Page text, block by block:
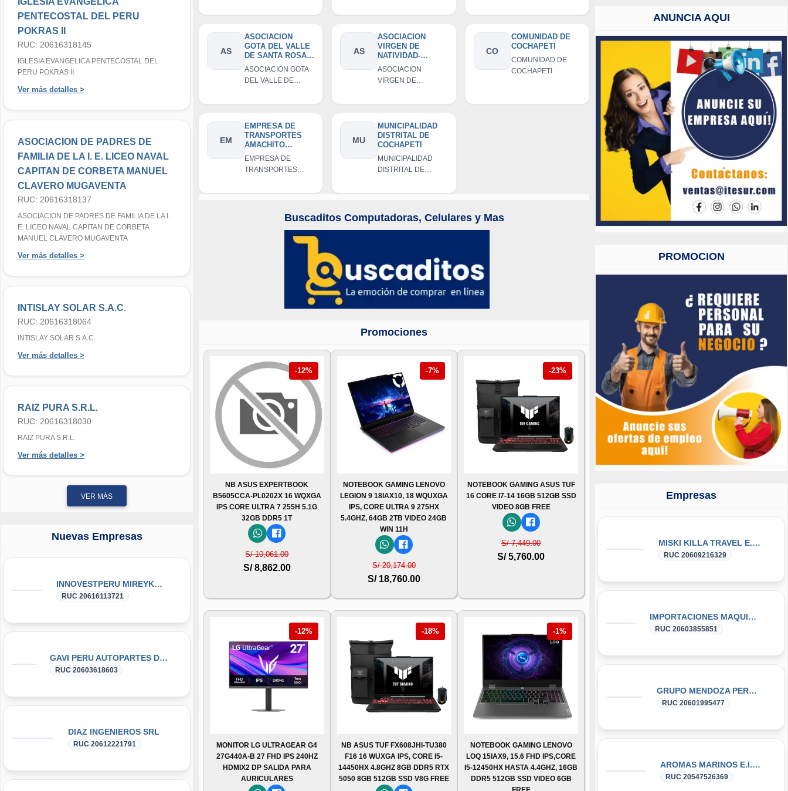
PENTECOSTAL DEL PERU
POKRAS II
RUC: 20616318145
IGLESIA EVANGELICA PENTECOSTAL DEL
PERU POKRAS II
Ver más detalles >
ASOCIACION DE PADRES DE
FAMILIA DE LA I. E. LICEO NAVAL
CAPITAN DE CORBETA MANUEL
CLAVERO MUGAVENTA
RUC: 20616318137
ASOCIACION DE PADRES DE FAMILIA DE LA I.
E. LICEO NAVAL CAPITAN DE CORBETA
MANUEL CLAVERO MUGAVENTA
Ver más detalles >
INTISLAY SOLAR S.A.C.
RUC: 20616318064
INTISLAY SOLAR S.A.C.
Ver más detalles >
RAIZ PURA S.R.L.
RUC: 20616318030
RAIZ PURA S.R.L.
Ver más detalles >
VER MÁS
Nuevas Empresas
INNOVESTPERU MIREYKA GROUP SAC
RUC 20616113721
GAVI PERU AUTOPARTES DONGFENG y DFSK GLORY
RUC 20603618603
DIAZ INGENIEROS SRL
RUC 20612221791
BUENOS AIRES DE
DEL CASERIO DE
HIJOS DEL SOL DEL
CRUZ
AS
ASOCIACION
GOTA DEL VALLE
DE SANTA ROSA
DE LAMPI
ASOCIACION GOTA
DEL VALLE DE
LAMPI
AS
ASOCIACION
VIRGEN DE
NATIVIDAD-
COCHAPETI
ASOCIACION
VIRGEN DE
COCHAPETI
CO
COMUNIDAD DE
COCHAPETI
COMUNIDAD DE
COCHAPETI
EM
EMPRESA DE
TRANSPORTES
AMACHITO
LAZARO E.I.R.L
EMPRESA DE
TRANSPORTES
E.I.R.L
MU
MUNICIPALIDAD
DISTRITAL DE
COCHAPETI
MUNICIPALIDAD
DISTRITAL DE
Buscaditos Computadoras, Celulares y Mas
Promociones
-12%
NB ASUS EXPERTBOOK
B5605CCA-PL0202X 16 WQXGA
IPS CORE ULTRA 7 255H 5.1G
32GB DDR5 1T
S/ 10,061.00
S/ 8,862.00
-7%
NOTEBOOK GAMING LENOVO
LEGION 9 18IAX10, 18 WQUXGA
IPS, CORE ULTRA 9 275HX
5.4GHZ, 64GB 2TB VIDEO 24GB
WIN 11H
S/ 20,174.00
S/ 18,760.00
-23%
NOTEBOOK GAMING ASUS TUF
16 CORE I7-14 16GB 512GB SSD
VIDEO 8GB FREE
S/ 7,449.00
S/ 5,760.00
-12%
MONITOR LG ULTRAGEAR G4
27G440A-B 27 FHD IPS 240HZ
HDMIX2 DP SALIDA PARA
AURICULARES
-18%
NB ASUS TUF FX608JHI-TU380
F16 16 WUXGA IPS, CORE I5-
14450HX 4.8GHZ 8GB DDR5 RTX
5050 8GB 512GB SSD V8G FREE
-1%
NOTEBOOK GAMING LENOVO
LOQ 15IAX9, 15.6 FHD IPS,CORE
I5-12450HX HASTA 4.4GHZ, 16GB
DDR5 512GB SSD VIDEO 6GB
ANUNCIA AQUI
PROMOCION
Empresas
MISKI KILLA TRAVEL E.I.R.L.
RUC 20609216329
IMPORTACIONES MAQUICENTER E.I.R.L.
RUC 20603855851
GRUPO MENDOZA PERU S.A.C.
RUC 20601995477
AROMAS MARINOS E.I.R.L.
RUC 20547526369